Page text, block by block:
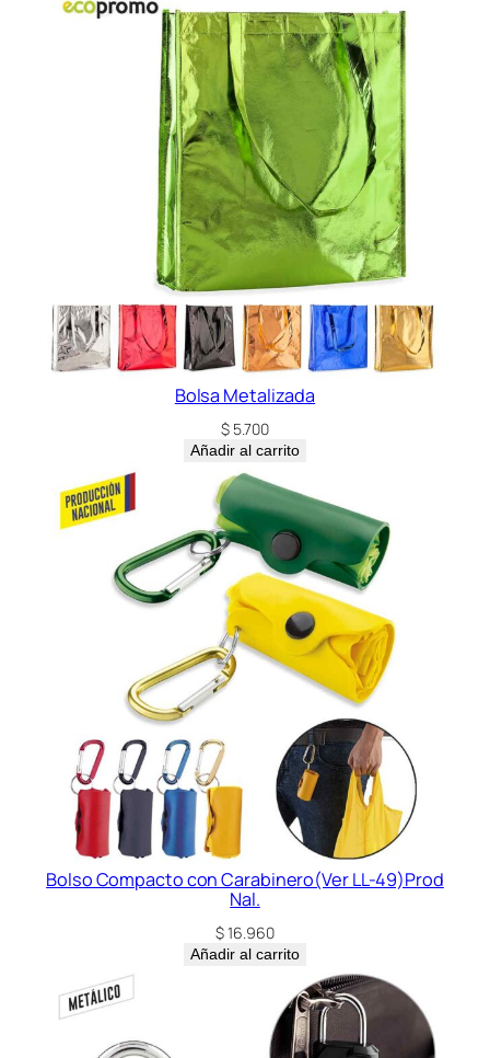
Bolsa Metalizada
$5.700
Añadir al carrito
Bolso Compacto con Carabinero(Ver LL-49)Prod
Nal.
$16.960
Añadir al carrito